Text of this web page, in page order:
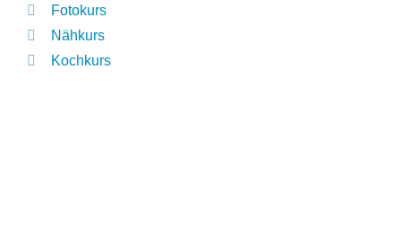
Fotokurs
Nähkurs
Kochkurs